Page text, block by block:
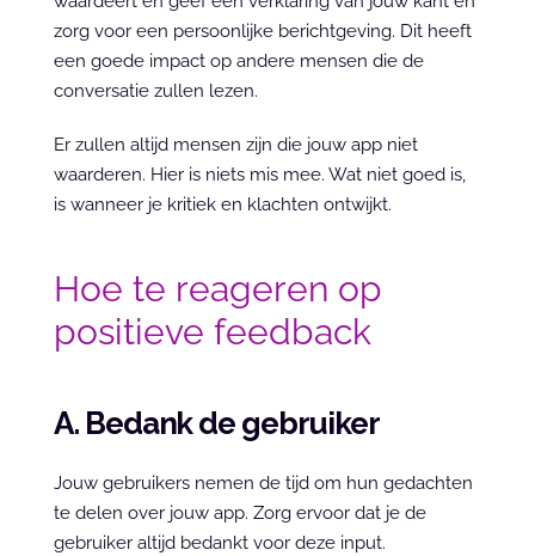
zorg voor een persoonlijke berichtgeving. Dit heeft
een goede impact op andere mensen die de
conversatie zullen lezen.
Er zullen altijd mensen zijn die jouw app niet
waarderen. Hier is niets mis mee. Wat niet goed is,
is wanneer je kritiek en klachten ontwijkt.
Hoe te reageren op
positieve feedback
A. Bedank de gebruiker
Jouw gebruikers nemen de tijd om hun gedachten
te delen over jouw app. Zorg ervoor dat je de
gebruiker altijd bedankt voor deze input.